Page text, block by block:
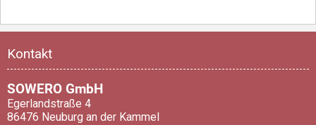
Kontakt
SOWERO GmbH
Egerlandstraße 4
86476 Neuburg an der Kammel